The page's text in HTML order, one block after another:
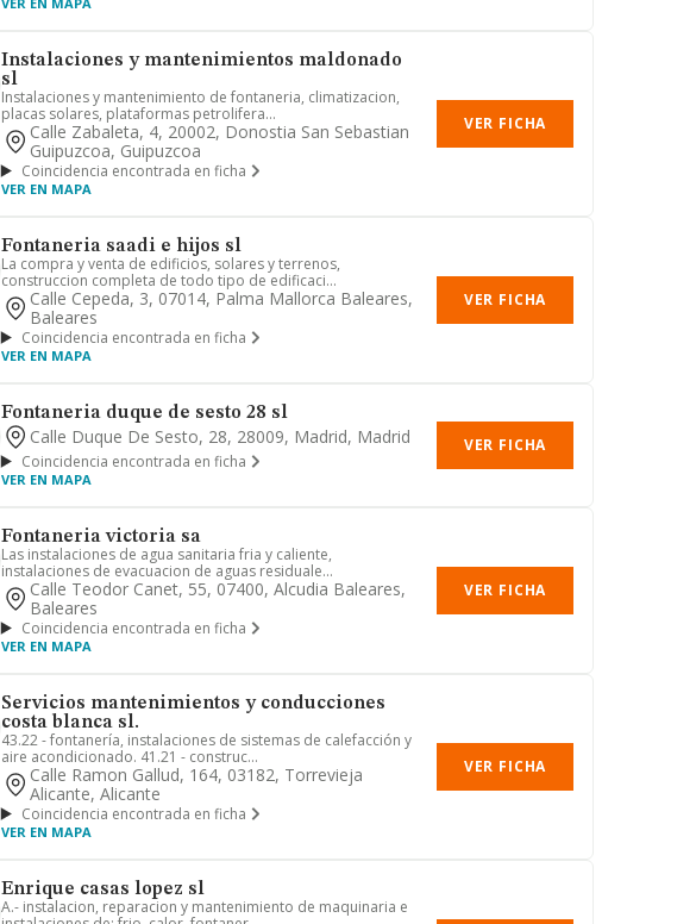
Instalaciones y mantenimientos maldonado
sl
Instalaciones y mantenimiento de fontaneria, climatizacion,
placas solares, plataformas petrolifera...
Calle Zabaleta, 4, 20002, Donostia San Sebastian
Guipuzcoa, Guipuzcoa
Coincidencia encontrada en ficha
VER EN MAPA
VER FICHA
Fontaneria saadi e hijos sl
La compra y venta de edificios, solares y terrenos,
construccion completa de todo tipo de edificaci...
Calle Cepeda, 3, 07014, Palma Mallorca Baleares,
Baleares
Coincidencia encontrada en ficha
VER EN MAPA
VER FICHA
Fontaneria duque de sesto 28 sl
Calle Duque De Sesto, 28, 28009, Madrid, Madrid
Coincidencia encontrada en ficha
VER EN MAPA
VER FICHA
Fontaneria victoria sa
Las instalaciones de agua sanitaria fria y caliente,
instalaciones de evacuacion de aguas residuale...
Calle Teodor Canet, 55, 07400, Alcudia Baleares,
Baleares
Coincidencia encontrada en ficha
VER EN MAPA
VER FICHA
Servicios mantenimientos y conducciones
costa blanca sl.
43.22 - fontanería, instalaciones de sistemas de calefacción y
aire acondicionado. 41.21 - construc...
Calle Ramon Gallud, 164, 03182, Torrevieja
Alicante, Alicante
Coincidencia encontrada en ficha
VER EN MAPA
VER FICHA
Enrique casas lopez sl
A.- instalacion, reparacion y mantenimiento de maquinaria e